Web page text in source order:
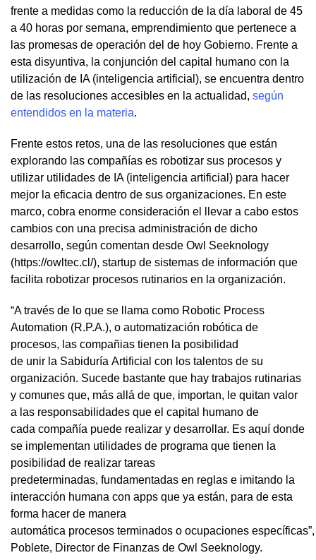
frente a medidas como la reducción de la día laboral de 45
a 40 horas por semana, emprendimiento que pertenece a
las promesas de operación del de hoy Gobierno. Frente a
esta disyuntiva, la conjunción del capital humano con la
utilización de IA (inteligencia artificial), se encuentra dentro
de las resoluciones accesibles en la actualidad, según
entendidos en la materia.
Frente estos retos, una de las resoluciones que están
explorando las compañías es robotizar sus procesos y
utilizar utilidades de IA (inteligencia artificial) para hacer
mejor la eficacia dentro de sus organizaciones. En este
marco, cobra enorme consideración el llevar a cabo estos
cambios con una precisa administración de dicho
desarrollo, según comentan desde Owl Seeknology
(https://owltec.cl/), startup de sistemas de información que
facilita robotizar procesos rutinarios en la organización.
“A través de lo que se llama como Robotic Process
Automation (R.P.A.), o automatización robótica de
procesos, las compañias tienen la posibilidad
de unir la Sabiduría Artificial con los talentos de su
organización. Sucede bastante que hay trabajos rutinarias
y comunes que, más allá de que, importan, le quitan valor
a las responsabilidades que el capital humano de
cada compañía puede realizar y desarrollar. Es aquí donde
se implementan utilidades de programa que tienen la
posibilidad de realizar tareas
predeterminadas, fundamentadas en reglas e imitando la
interacción humana con apps que ya están, para de esta
forma hacer de manera
automática procesos terminados o ocupaciones
Poblete, Director de Finanzas de Owl Seeknology.